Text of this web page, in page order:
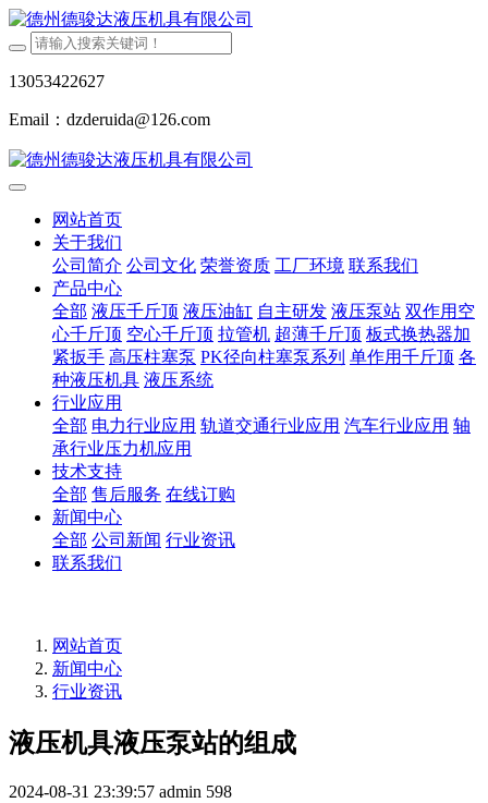
13053422627
Email：dzderuida@126.com
网站首页
关于我们
公司简介 公司文化 荣誉资质 工厂环境 联系我们
产品中心
全部 液压千斤顶 液压油缸 自主研发 液压泵站 双作用空
心千斤顶 空心千斤顶 拉管机 超薄千斤顶 板式换热器加
紧扳手 高压柱塞泵 PK径向柱塞泵系列 单作用千斤顶 各
种液压机具 液压系统
行业应用
全部 电力行业应用 轨道交通行业应用 汽车行业应用 轴
承行业压力机应用
技术支持
全部 售后服务 在线订购
新闻中心
全部 公司新闻 行业资讯
联系我们
网站首页
新闻中心
行业资讯
液压机具液压泵站的组成
2024-08-31 23:39:57 admin 598